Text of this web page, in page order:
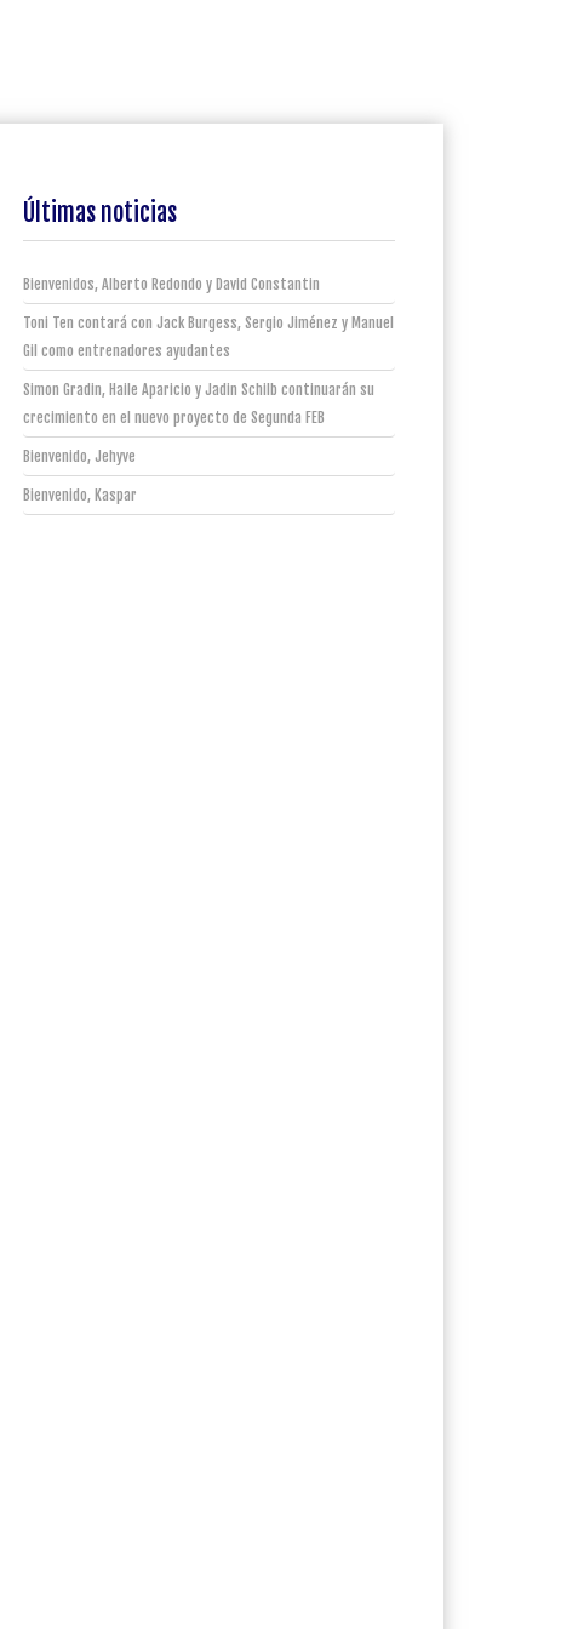
Últimas noticias
Bienvenidos, Alberto Redondo y David Constantin
Toni Ten contará con Jack Burgess, Sergio Jiménez y Manuel
Gil como entrenadores ayudantes
Simon Gradin, Haile Aparicio y Jadin Schilb continuarán su
crecimiento en el nuevo proyecto de Segunda FEB
Bienvenido, Jehyve
Bienvenido, Kaspar